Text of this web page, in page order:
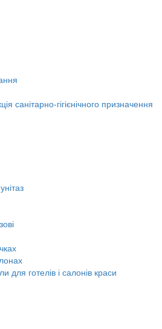
санітарно-гігієнічного призначення
для готелів і салонів краси